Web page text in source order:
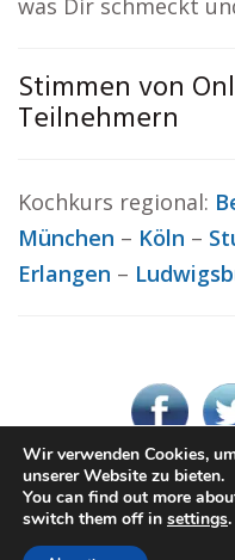
was Dir schmeckt
Stimmen von
Teilnehmern
Kochkurs regional:
München – Köln –
Erlangen –
©
Wir verwenden Cookies,
unserer Website zu bieten.
You can find out more
switch them off in settings.